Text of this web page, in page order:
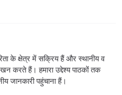
के क्षेत्र में सक्रिय हैं और स्थानीय व
करते हैं। हमारा उद्देश्य पाठकों तक
जानकारी पहुंचाना हैं।